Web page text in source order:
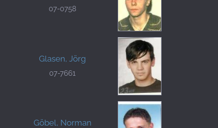
07-0758
Glasen, Jörg
07-7661
Göbel, Norman